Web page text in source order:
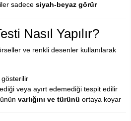
sadece siyah-beyaz görür
Nasıl Yapılır?
ve renkli desenler kullanılarak
veya ayırt edemediği tespit edilir
varlığını ve türünü ortaya koyar